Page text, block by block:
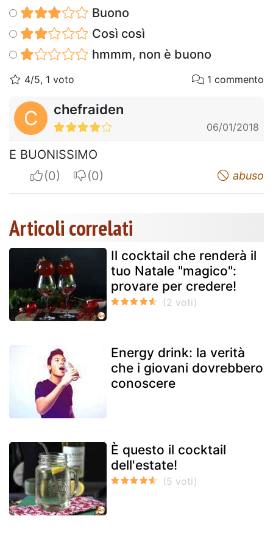
Buono
Così così
hmmm, non è buono
4/5, 1 voto 1 commento
C chefraiden
06/01/2018
E BUONISSIMO
I apreciateI do not appreciate abuso
Articoli correlati
Il cocktail che renderà il
tuo Natale "magico":
provare per credere!
Energy drink: la verità
che i giovani dovrebbero
conoscere
È questo il cocktail
dell'estate!